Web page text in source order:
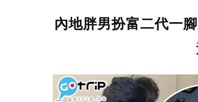
內地胖男扮富二代一